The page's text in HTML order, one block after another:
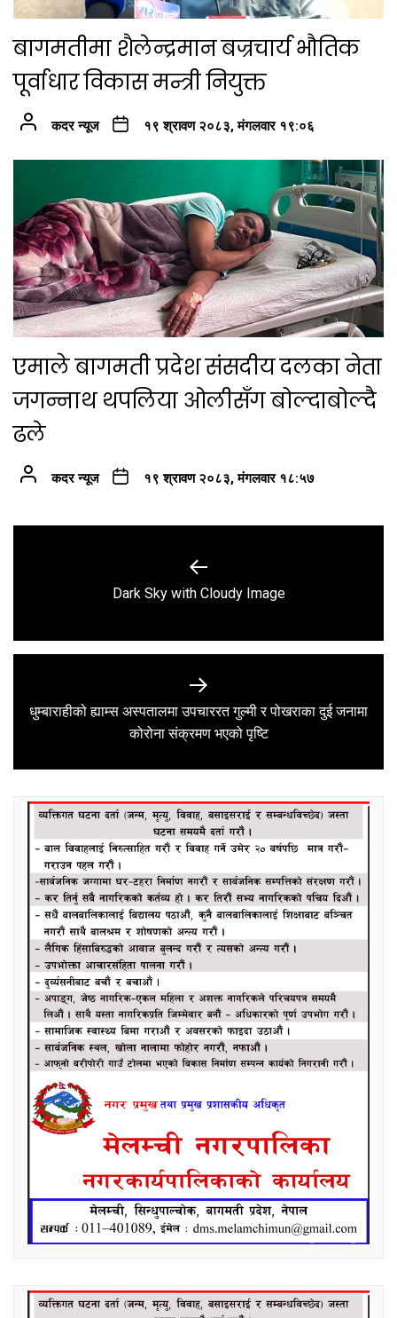
बागमतीमा शैलेन्द्रमान बज्रचार्य भौतिक
पूर्वाधार विकास मन्त्री नियुक्त
कदर न्यूज १९ श्रावण २०८३, मंगलवार १९:०६
एमाले बागमती प्रदेश संसदीय दलका नेता
जगन्नाथ थपलिया ओलीसँग बोल्दाबोल्दै
ढले
कदर न्यूज १९ श्रावण २०८३, मंगलवार १८:५७
Previous
Dark Sky with Cloudy Image
Next
post:
धुम्बाराहीको ह्याम्स अस्पतालमा उपचाररत गुल्मी र पोखराका दुई जनामा
कोरोना संक्रमण भएको पृष्टि